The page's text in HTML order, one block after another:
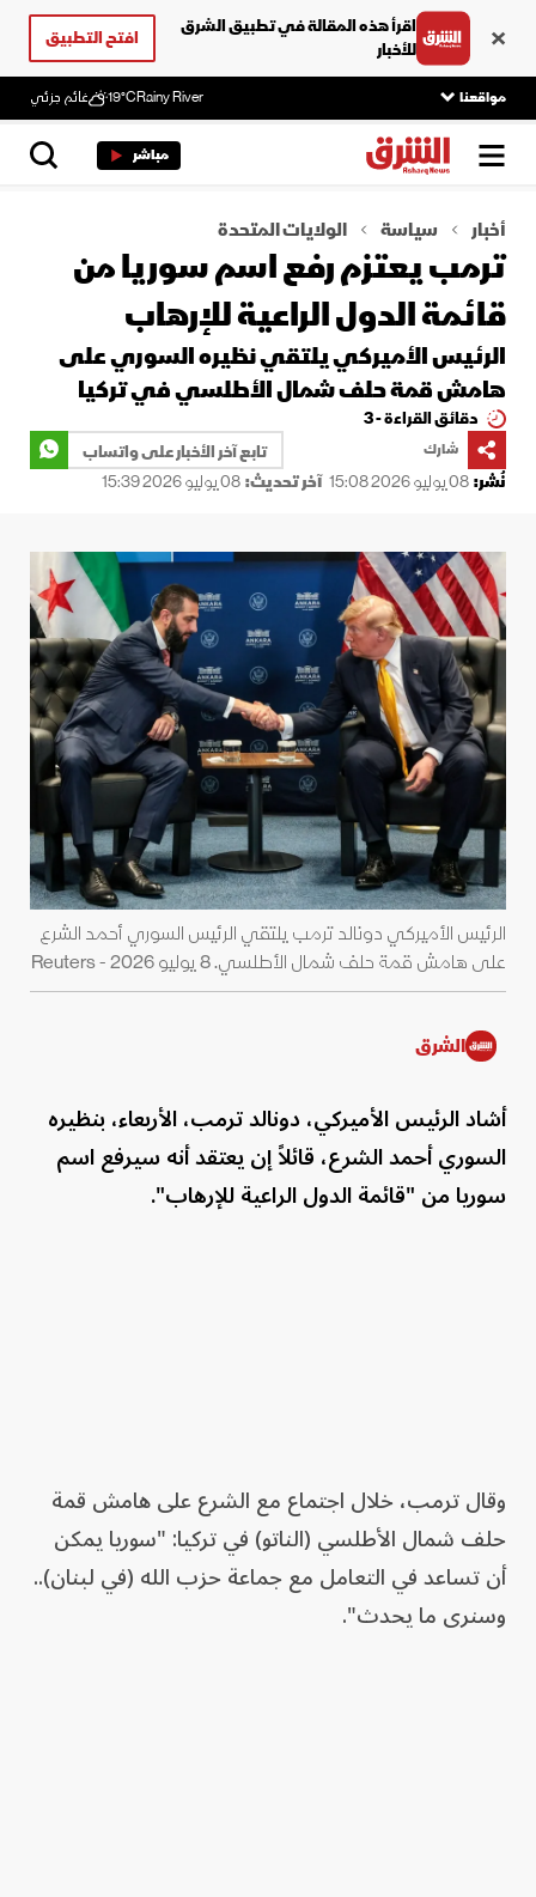
اقرأ هذه المقالة في تطبيق الشرق
للأخبار
افتح التطبيق
مواقعنا Rainy River
19°C غائم جزئي
مباشر
أخبار سياسة الولايات المتحدة
ترمب يعتزم رفع اسم سوريا من
قائمة الدول الراعية للإرهاب
الرئيس الأميركي يلتقي نظيره السوري على
هامش قمة حلف شمال الأطلسي في تركيا
دقائق القراءة - 3
شارك
تابع آخر الأخبار على واتساب
نُشر:08 يوليو 2026 15:08 آخر تحديث:08 يوليو 2026 15:39
الرئيس الأميركي دونالد ترمب يلتقي الرئيس السوري أحمد الشرع
على هامش قمة حلف شمال الأطلسي. 8 يوليو 2026 - Reuters
الشرق
أشاد الرئيس الأميركي، دونالد ترمب، الأربعاء، بنظيره
السوري أحمد الشرع، قائلاً إن يعتقد أنه سيرفع اسم
سوريا من "قائمة الدول الراعية للإرهاب".
وقال ترمب، خلال اجتماع مع الشرع على هامش قمة
حلف شمال الأطلسي (الناتو) في تركيا: "سوريا يمكن
أن تساعد في التعامل مع جماعة حزب الله (في لبنان)..
وسنرى ما يحدث".